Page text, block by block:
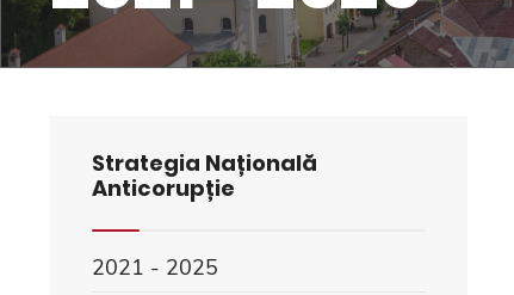
Strategia Națională
Anticorupție
2021 - 2025